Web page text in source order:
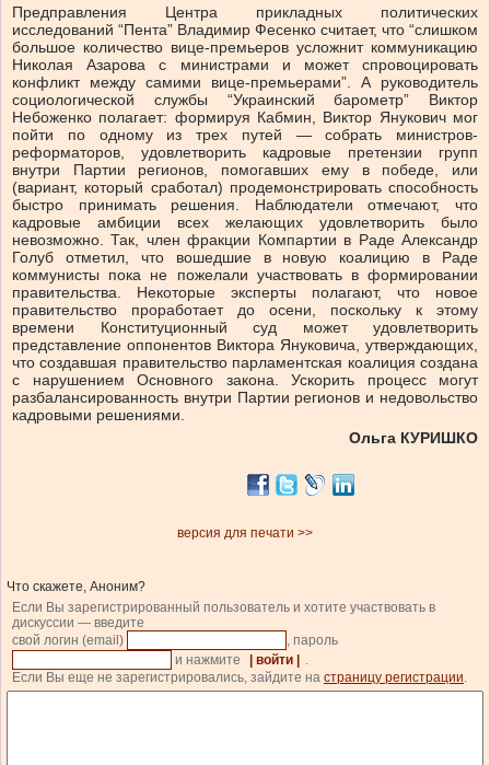
Предправления Центра прикладных политических
исследований “Пента” Владимир Фесенко считает, что “слишком
большое количество вице-премьеров усложнит коммуникацию
Николая Азарова с министрами и может спровоцировать
конфликт между самими вице-премьерами”. А руководитель
социологической службы “Украинский барометр” Виктор
Небоженко полагает: формируя Кабмин, Виктор Янукович мог
пойти по одному из трех путей — собрать министров-
реформаторов, удовлетворить кадровые претензии групп
внутри Партии регионов, помогавших ему в победе, или
(вариант, который сработал) продемонстрировать способность
быстро принимать решения. Наблюдатели отмечают, что
кадровые амбиции всех желающих удовлетворить было
невозможно. Так, член фракции Компартии в Раде Александр
Голуб отметил, что вошедшие в новую коалицию в Раде
коммунисты пока не пожелали участвовать в формировании
правительства. Некоторые эксперты полагают, что новое
правительство проработает до осени, поскольку к этому
времени Конституционный суд может удовлетворить
представление оппонентов Виктора Януковича, утверждающих,
что создавшая правительство парламентская коалиция создана
с нарушением Основного закона. Ускорить процесс могут
разбалансированность внутри Партии регионов и недовольство
кадровыми решениями.
Ольга КУРИШКО
версия для печати >>
Что скажете, Аноним?
Если Вы зарегистрированный пользователь и хотите участвовать в
дискуссии — введите
свой логин (email)
, пароль
и нажмите
| войти |
.
Если Вы еще не зарегистрировались, зайдите на страницу регистрации.